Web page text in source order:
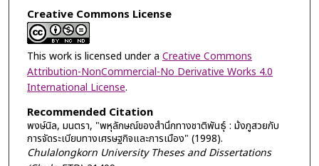
Creative Commons License
This work is licensed under a Creative Commons
Attribution-NonCommercial-No Derivative Works 4.0
International License.
Recommended Citation
พงษ์นิล, มนตรา, "พหุลักษณ์ของสำนึกทางชาติพันธุ์ : ม้งภูสวยกับ
การจัดระเบียบทางเศรษฐกิจและการเมือง" (1998).
Chulalongkorn University Theses and Dissertations